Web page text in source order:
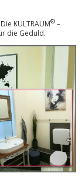
KULTRAUM® –
die Geduld.